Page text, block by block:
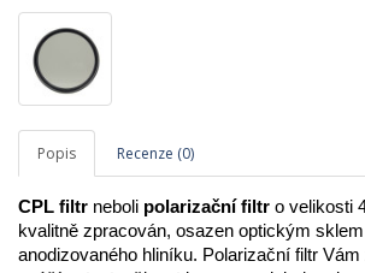
Popis Recenze (0)
CPL filtr neboli polarizační filtr o velikosti
kvalitně zpracován, osazen optickým
anodizovaného hliníku. Polarizační filtr